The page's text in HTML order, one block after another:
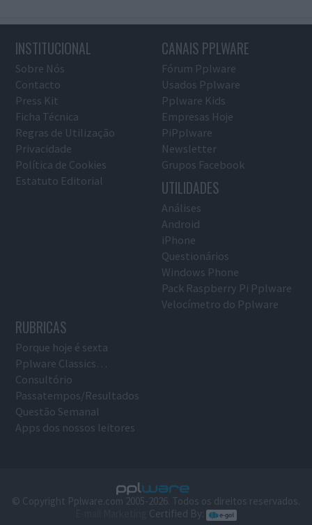
INSTITUCIONAL
Sobre Nós
Contacto
Press Kit
Ficha Técnica
Regras de Utilização
Privacidade
Política de Cookies
Estatuto Editorial
CANAIS PPLWARE
Fórum Pplware
Usados Pplware
Pplware Kids
Empresas Hoje
PiPplware
Newsletter
Grupos Facebook
UTILIDADES
Análises
Android
iPhone
Questionários
Windows Phone
Pack Raspberry Pi Pplware
Velocímetro do Pplware
RUBRICAS
Porque hoje é sexta
Pplware Classics…
Consultório
Passatempos/Resultados
Questão Semanal
Apps dos nossos leitores
© Copyright Pplware.com 2005-2026. Todos os direitos reservados.
Certified By: